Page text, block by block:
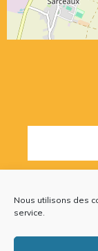
Nous utilisons des
service.